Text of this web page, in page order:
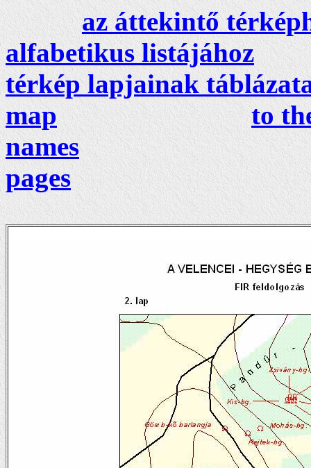
az áttekintő
alfabetikus listájához
térkép lapjainak
map
to
names
pages